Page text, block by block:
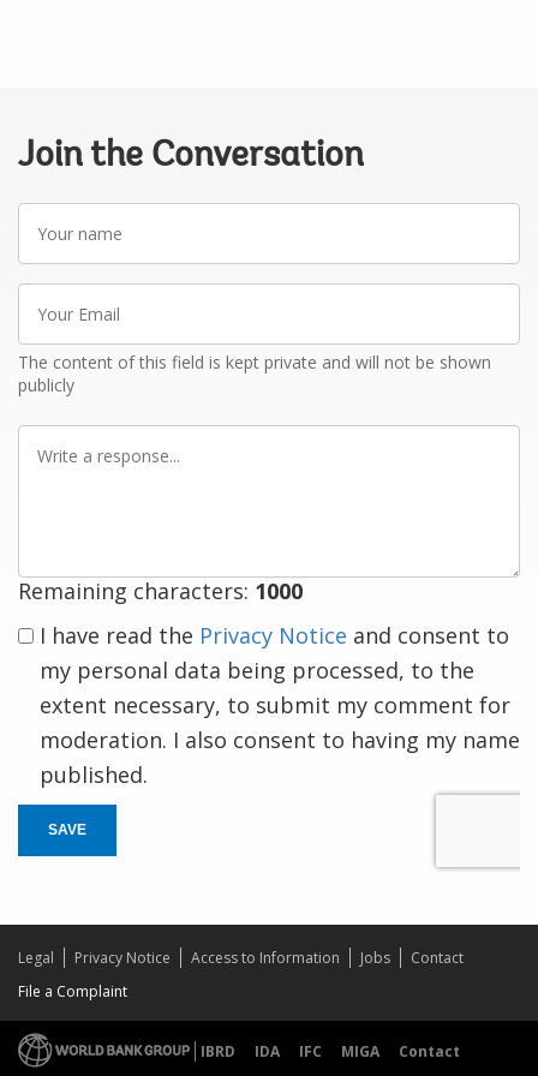
Join the Conversation
Your
name
Your
Email
The content of this field is kept private and will not be shown
publicly
Write
Remaining characters: 1000
I have read the Privacy Notice and consent to
my personal data being processed, to the
extent necessary, to submit my comment for
moderation. I also consent to having my name
published.
SAVE
Legal Privacy Notice Access to Information Jobs
Contact
File a Complaint
IBRD IDA IFC MIGA
Contact